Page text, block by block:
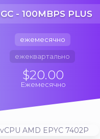
- 100MBPS PLUS
ежемесячно
ежеквартально
$20.00
Ежемесячно
AMD EPYC 7402P